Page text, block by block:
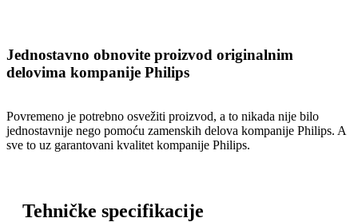
Jednostavno obnovite proizvod originalnim
delovima kompanije Philips
Povremeno je potrebno osvežiti proizvod, a to nikada nije bilo
jednostavnije nego pomoću zamenskih delova kompanije Philips. A
sve to uz garantovani kvalitet kompanije Philips.
Tehničke specifikacije